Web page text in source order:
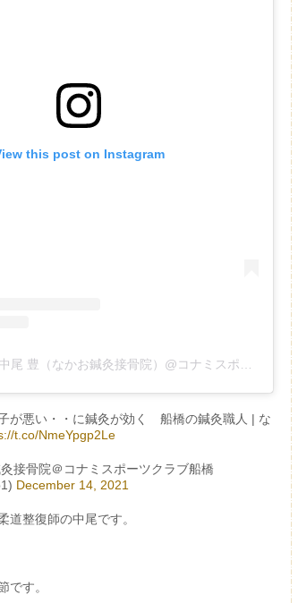
this post on Instagram
が悪い・・に鍼灸が効く 船橋の鍼灸職人 | な
t.co/NmeYpgp2Le
骨院＠コナミスポーツクラブ船橋
December 14, 2021
道整復師の中尾です。
です。